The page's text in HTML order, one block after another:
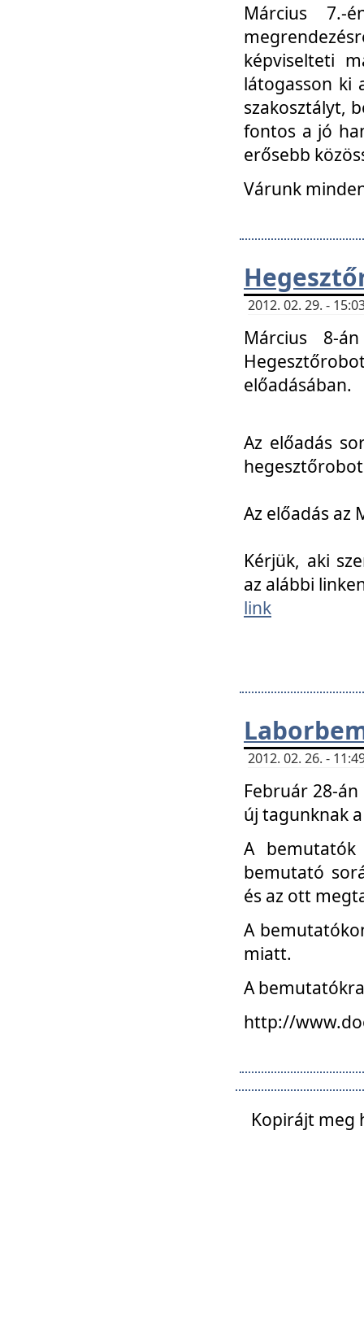
Március 7.-
képviselteti
látogasson ki
szakosztályt,
fontos a jó
erősebb
Várunk
2012. 02. 29. -
Március 8-
előadásában.
Az előadás
Az előadás az
Kérjük, aki
az alábbi
link
2012. 02. 26. -
Február 28-
új tagunknak
A
bemutató
és az ott
A
miatt.
A
http://
Kopirájt meg